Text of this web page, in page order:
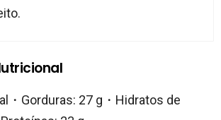
・Gorduras: 27 g・Hidratos de